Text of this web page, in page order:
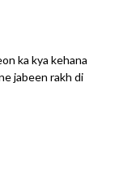
ka kya kehana
jabeen rakh di